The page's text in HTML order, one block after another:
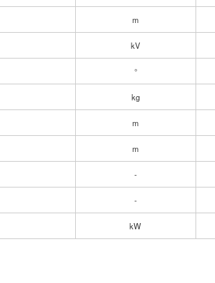
m
kV
°
kg
m
m
-
-
kW